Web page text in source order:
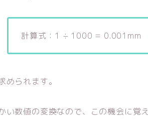
計算式：1 ÷ 1000 = 0.001mm
められます。
い数値の変換なので、この機会に覚